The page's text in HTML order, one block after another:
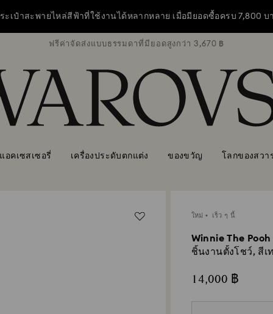
ะเป๋าสะพายไหล่สีฟ้าที่ใช้งานได้หลากหลาย เมื่อมียอดซื้อครบ 7,800
ญของคุณภายในวันที่ 7.08.2026 เวลา 6:00 เพื่อจัดส่งให้ทันวันแม่*
ะเป๋าสะพายไหล่สีฟ้าที่ใช้งานได้หลากหลาย เมื่อมียอดซื้อครบ 7,800
ญของคุณภายในวันที่ 7.08.2026 เวลา 6:00 เพื่อจัดส่งให้ทันวันแม่*
ฟรีค่าจัดส่งแบบธรรมดาที่มียอดสูงกว่า 3,670 ฿ ฟรีค่าจัดส่
แอคเซสเซอรี่ เครื่องประดับตกแต่ง ของขวัญ โลกของสวา
ใหม่ เร็ว ๆ นี้
Winnie The Pooh
ชิ้นงานตั้งโชว์, สีเ
14,000 ฿